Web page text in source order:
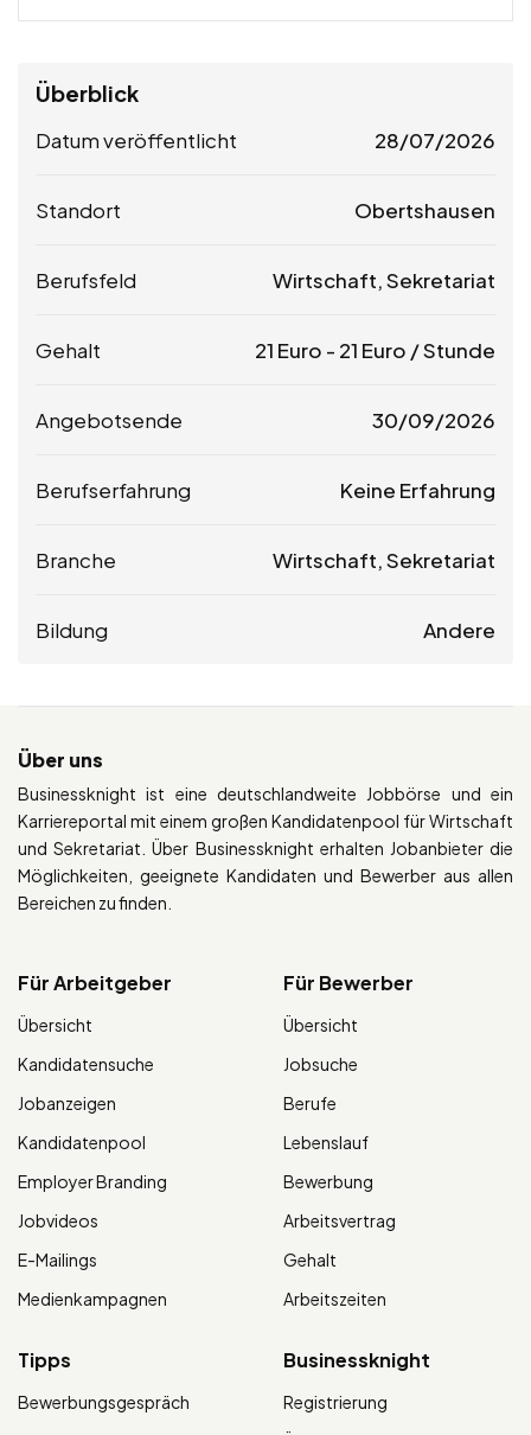
Überblick
Datum veröffentlicht 28/07/2026
Standort Obertshausen
Berufsfeld Wirtschaft, Sekretariat
Gehalt 21 Euro - 21 Euro / Stunde
Angebotsende 30/09/2026
Berufserfahrung Keine Erfahrung
Branche Wirtschaft, Sekretariat
Bildung Andere
Über uns
Businessknight ist eine deutschlandweite Jobbörse und ein
Karriereportal mit einem großen Kandidatenpool für Wirtschaft
und Sekretariat. Über Businessknight erhalten Jobanbieter die
Möglichkeiten, geeignete Kandidaten und Bewerber aus allen
Bereichen zu finden.
Für Arbeitgeber
Übersicht
Kandidatensuche
Jobanzeigen
Kandidatenpool
Employer Branding
Jobvideos
E-Mailings
Medienkampagnen
Für Bewerber
Übersicht
Jobsuche
Berufe
Lebenslauf
Bewerbung
Arbeitsvertrag
Gehalt
Arbeitszeiten
Tipps
Bewerbungsgespräch
Businessknight
Registrierung